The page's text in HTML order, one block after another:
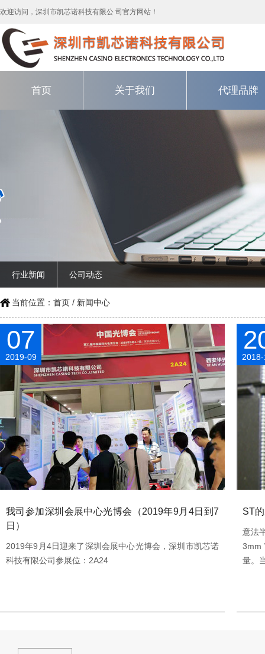
欢迎访问，深圳市凯芯诺科技有限公 司官方网站！
首页 关于我们 代理品牌
行业新闻 公司动态
当前位置： 首页 / 新闻中心
我司参加深圳会展中心光博会（2019年9月4日到7
日）
2019年9月4日迎来了深圳会展中心光博会，深圳市凯芯诺
科技有限公司参展位：2A24
07
2019-09
ST
意法
3mm
量。